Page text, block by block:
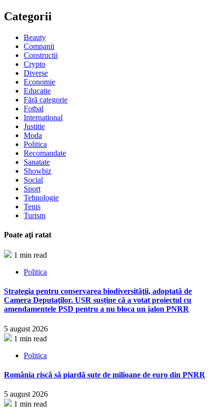
Categorii
Beauty
Companii
Constructii
Crypto
Diverse
Economie
Educatie
Fără categorie
Fotbal
International
Justitie
Moda
Politica
Recomandate
Sanatate
Showbiz
Social
Sport
Tehnologie
Tenis
Turism
Poate aţi ratat
1 min read
Politica
Strategia pentru conservarea biodiversităţii, adoptată de
Camera Deputaţilor. USR susține că a votat proiectul cu
amendamentele PSD pentru a nu bloca un jalon PNRR
5 august 2026
1 min read
Politica
România riscă să piardă sute de milioane de euro din PNRR
5 august 2026
1 min read